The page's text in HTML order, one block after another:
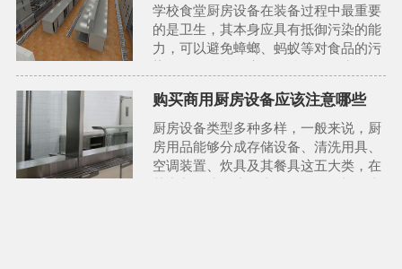
学校食堂厨房设备在装备过程中最重要
的是卫生，其本身应具有抵御污染的能
力，可以避免蟑螂、蚂蚁等对食品的污
上的厨房设计....
购买商用厨房设备应该注意哪些
厨房设备类型多种多样，一般来说，厨
房用品能够分成存储设备、清洗用具、
空调装置、炊具及其餐具这五大类，在